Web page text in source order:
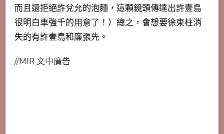
而且還拒絕許兌允的泡麵，這顆鏡頭傳達出許壹島
很明白車強千的用意了！）總之，會想要徐東柱消
失的有許壹島和廉張先。
//MIR 文中廣告